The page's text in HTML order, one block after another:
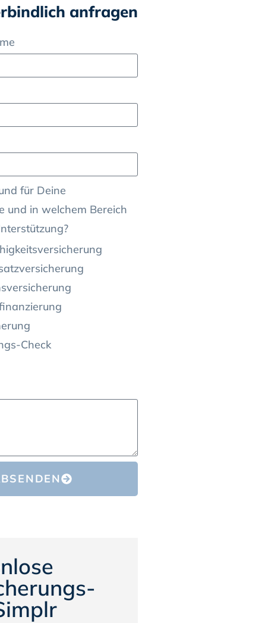
anfragen
für Deine
und in welchem Bereich
Check